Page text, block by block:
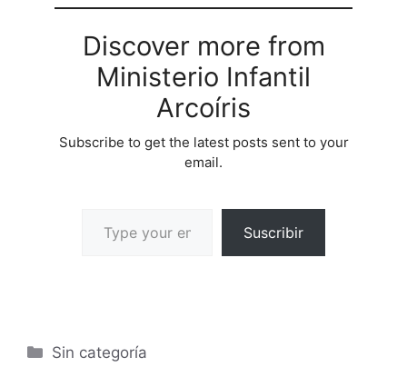
Discover more from
Ministerio Infantil
Arcoíris
Subscribe to get the latest posts sent to your
email.
Suscribir
Sin categoría